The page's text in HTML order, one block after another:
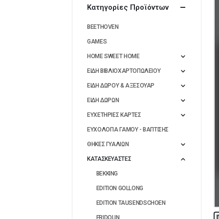
Κατηγορίες Προϊόντων
BEETHOVEN
GAMES
HOME SWEET HOME
ΕΙΔΗ ΒΙΒΛΙΟΧΑΡΤΟΠΩΛΕΙΟΥ
ΕΙΔΗ ΔΩΡΟΥ & ΑΞΕΣΟΥΑΡ
ΕΙΔΗ ΔΩΡΩΝ
ΕΥΧΕΤΗΡΙΕΣ ΚΑΡΤΕΣ
ΕΥΧΟΛΟΓΙΑ ΓΑΜΟΥ - ΒΑΠΤΙΣΗΣ
ΘΗΚΕΣ ΓΥΑΛΙΩΝ
ΚΑΤΑΣΚΕΥΑΣΤΕΣ
BEKKING
EDITION GOLLONG
EDITION TAUSENDSCHOEN
FRIDOLIN